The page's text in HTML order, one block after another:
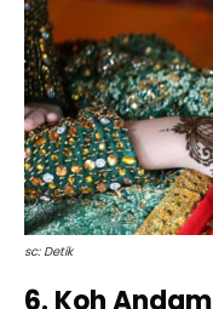
sc: Detik
6. Koh Andam